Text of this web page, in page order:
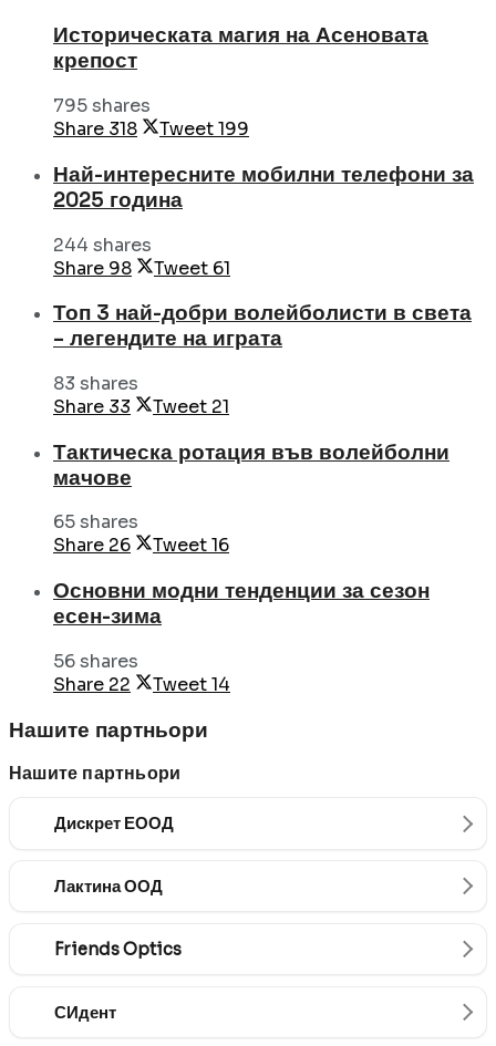
Историческата магия на Асеновата
крепост
795 shares
Share 318 Tweet199
Най-интересните мобилни телефони за
2025 година
244 shares
Share 98 Tweet 61
Топ 3 най-добри волейболисти в света
– легендите на играта
83 shares
Share 33 Tweet 21
Тактическа ротация във волейболни
мачове
65 shares
Share 26 Tweet16
Основни модни тенденции за сезон
есен-зима
56 shares
Share 22 Tweet14
Нашите партньори
Нашите партньори
Дискрет ЕООД
Лактина ООД
Friends Optics
СИдент